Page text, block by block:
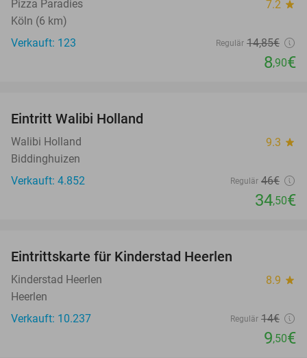
Pizza Paradies 7.2 star
Köln (6 km)
Verkauft: 123
Regulär 14,85€
8,90€
Eintritt Walibi Holland
Walibi Holland 9.3 star
Biddinghuizen
Verkauft: 4.852
Regulär 46€
34,50€
Eintrittskarte für Kinderstad Heerlen
Kinderstad Heerlen 8.9 star
Heerlen
Verkauft: 10.237
Regulär 14€
9,50€